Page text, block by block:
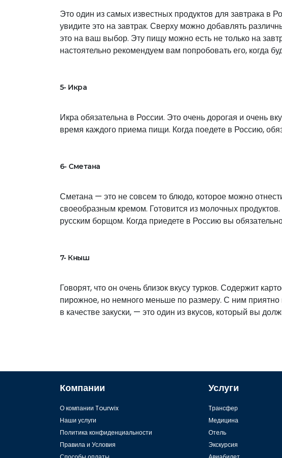
Это один из самых известных продуктов для завтрака в
увидите это на завтрак. Сверху можно добавлять
это на ваш выбор. Эту пищу можно есть не только на
настоятельно рекомендуем вам попробовать его, когда
5- Икра
Икра обязательна в России. Это очень дорогая и очень
время каждого приема пищи. Когда поедете в Россию,
6- Сметана
Сметана — это не совсем то блюдо, которое можно
своеобразным кремом. Готовится из молочных
русским борщом. Когда приедете в Россию вы
7- Кныш
Говорят, что он очень близок вкусу турков. Содержит
пирожное, но немного меньше по размеру. С ним
в качестве закуски, — это один из вкусов, который вы
Компании
О компании Tourwix
Наши услуги
Политика конфиденциальности
Правила и Условия
Услуги
Tрансфер
Медицина
Отель
Экскурсия